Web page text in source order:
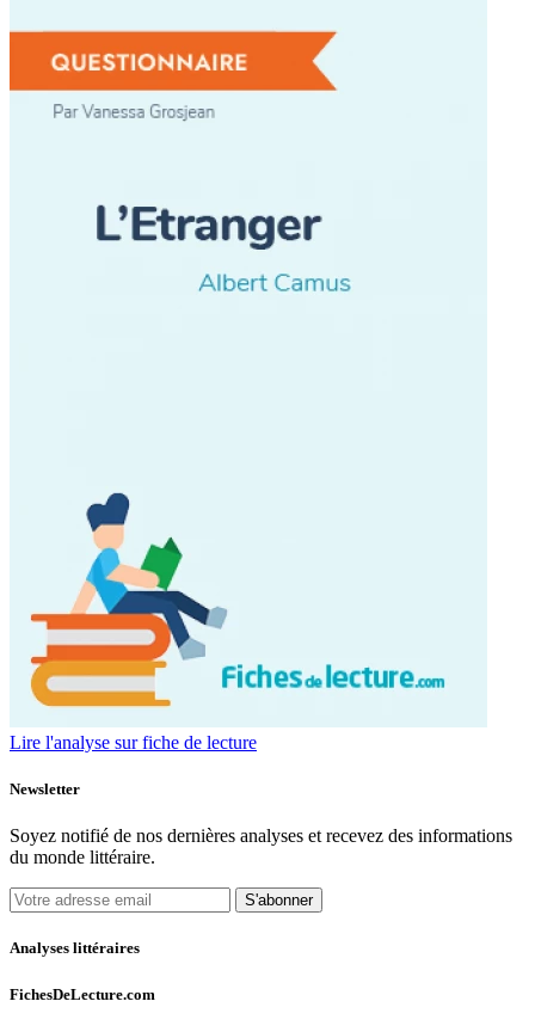
Lire l'analyse sur fiche de lecture
Newsletter
Soyez notifié de nos dernières analyses et recevez des informations
du monde littéraire.
S'abonner
Analyses littéraires
FichesDeLecture.com